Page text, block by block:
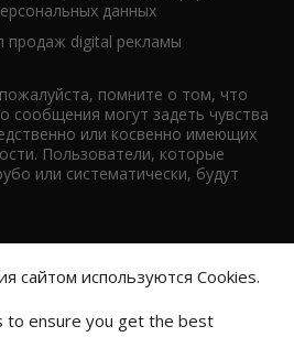
данных
продаж digital рекламы
помните о том, что
сообщения могут задеть чувства
или косвенно имеющих
Пользователи, которые
или систематически, будут
сайтом используются Cookies.
to ensure you get the best